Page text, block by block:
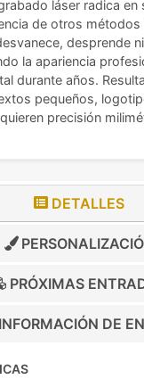
láser radica en
de otros métodos
desprende
la apariencia
durante años.
pequeños,
precisión
DETALLES
PRÓXIMAS
INFORMACIÓN DE